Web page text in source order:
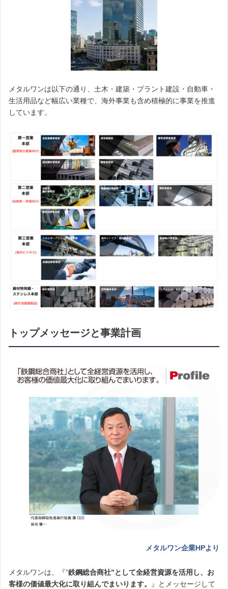
メタルワンは以下の通り、土木・建築・プラント建設・自動車・
生活用品など幅広い業種で、海外事業も含め積極的に事業を推進
しています。
トップメッセージと事業計画
メタルワン企業HPより
メタルワンは、『”鉄鋼総合商社”として全経営資源を活用し、お
客様の価値最大化に取り組んでまいります。
』とメッセージして